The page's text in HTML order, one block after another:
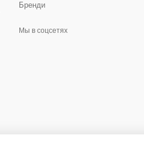
Бренди
Мы в соцсетях